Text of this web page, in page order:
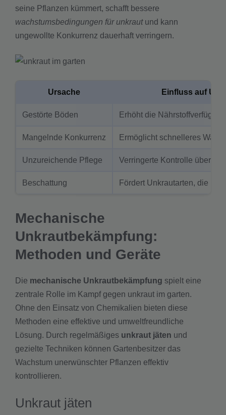
seine Pflanzen kümmert, schafft bessere
wachstumsbedingungen für unkrautund kann
ungewollte Konkurrenz dauerhaft verringern.
Ursache Einfluss auf
Gestörte Böden Erhöht die
Mangelnde Konkurrenz Ermöglicht schnelleres
Unzureichende Pflege Verringerte Kontrolle über
Beschattung Fördert Unkrautarten, die in
Mechanische
Unkrautbekämpfung:
Methoden und Geräte
Die mechanische Unkrautbekämpfung spielt eine
zentrale Rolle im Kampf gegen unkraut im garten.
Ohne den Einsatz von Chemikalien bieten diese
Methoden eine effektive und umweltfreundliche
Lösung. Durch regelmäßiges unkraut jäten und
gezielte Techniken können Gartenbesitzer das
Wachstum unerwünschter Pflanzen effektiv
kontrollieren.
Unkraut jäten